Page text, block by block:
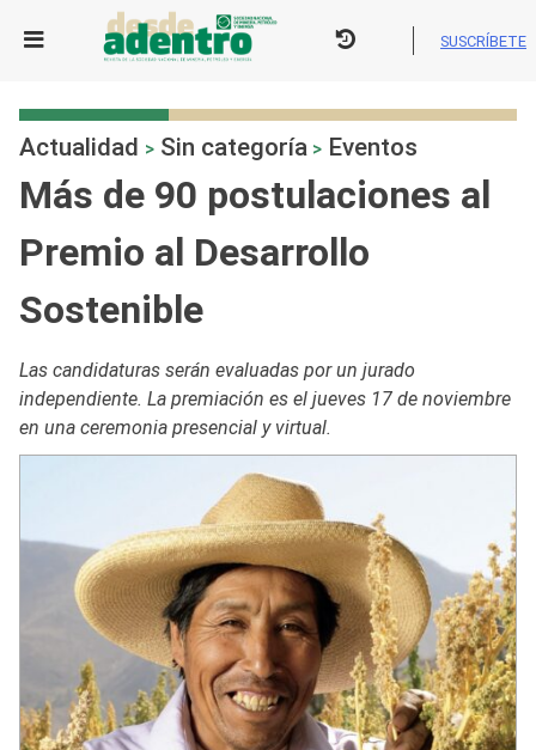
SUSCRÍBETE
Actualidad > Sin categoría > Eventos
Más de 90 postulaciones al
Premio al Desarrollo
Sostenible
Las candidaturas serán evaluadas por un jurado
independiente. La premiación es el jueves 17 de noviembre
en una ceremonia presencial y virtual.